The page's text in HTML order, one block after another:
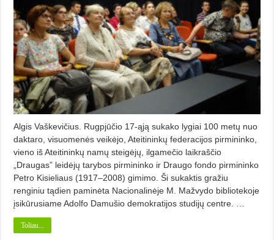
Algis Vaškevičius. Rugpjūčio 17-ąją sukako lygiai 100 metų nuo
daktaro, visuomenės veikėjo, Ateitininkų federacijos pirmininko,
vieno iš Ateitininkų namų steigėjų, ilgamečio laikraščio
„Draugas” leidėjų tarybos pirmininko ir Draugo fondo pirmininko
Petro Kisieliaus (1917–2008) gimimo. Ši sukaktis gražiu
renginiu tądien paminėta Nacionalinėje M. Mažvydo bibliotekoje
įsikūrusiame Adolfo Damušio demokratijos studijų centre. …
Toliau...